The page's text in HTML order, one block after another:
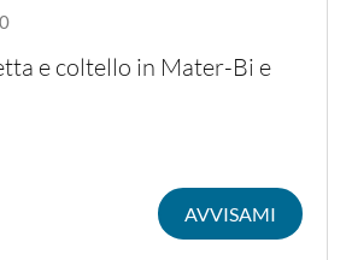
e coltello in Mater-Bi e
AVVISAMI